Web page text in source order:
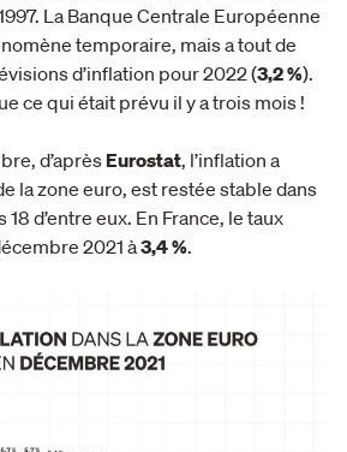
La Banque Centrale Européenne
temporaire, mais a tout de
d’inflation pour 2022 (3,2 %).
ce qui était prévu il y a trois mois !
d’après Eurostat, l’inflation a
la zone euro, est restée stable dans
d’entre eux. En France, le taux
2021 à3,4 %.